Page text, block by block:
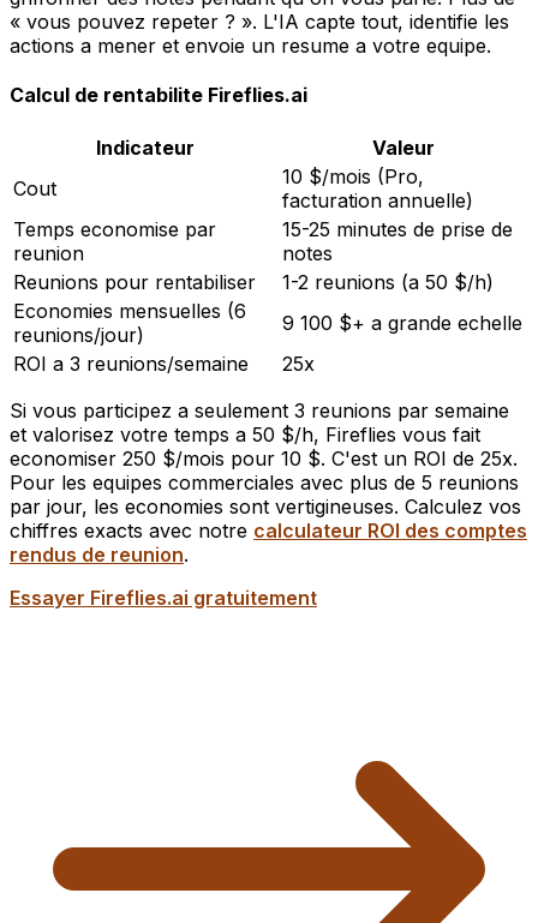
« vous pouvez repeter ? ». L'IA capte tout, identifie les
actions a mener et envoie un resume a votre equipe.
Calcul de rentabilite Fireflies.ai
Indicateur
Valeur
Cout
10 $/mois (Pro,
facturation annuelle)
Temps economise par
reunion
15-25 minutes de prise de
notes
Reunions pour rentabiliser
1-2 reunions (a 50 $/h)
Economies mensuelles (6
reunions/jour)
9 100 $+ a grande echelle
ROI a 3 reunions/semaine
25x
Si vous participez a seulement 3 reunions par semaine
et valorisez votre temps a 50 $/h, Fireflies vous fait
economiser 250 $/mois pour 10 $. C'est un ROI de 25x.
Pour les equipes commerciales avec plus de 5 reunions
par jour, les economies sont vertigineuses. Calculez vos
chiffres exacts avec notre calculateur ROI des comptes
rendus de reunion.
Essayer Fireflies.ai gratuitement